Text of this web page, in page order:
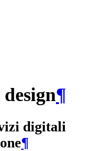
¶
digitali
¶